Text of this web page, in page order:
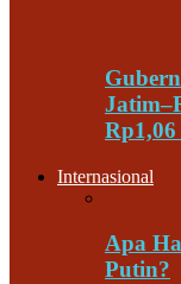
Internasional
Apa
Putin?